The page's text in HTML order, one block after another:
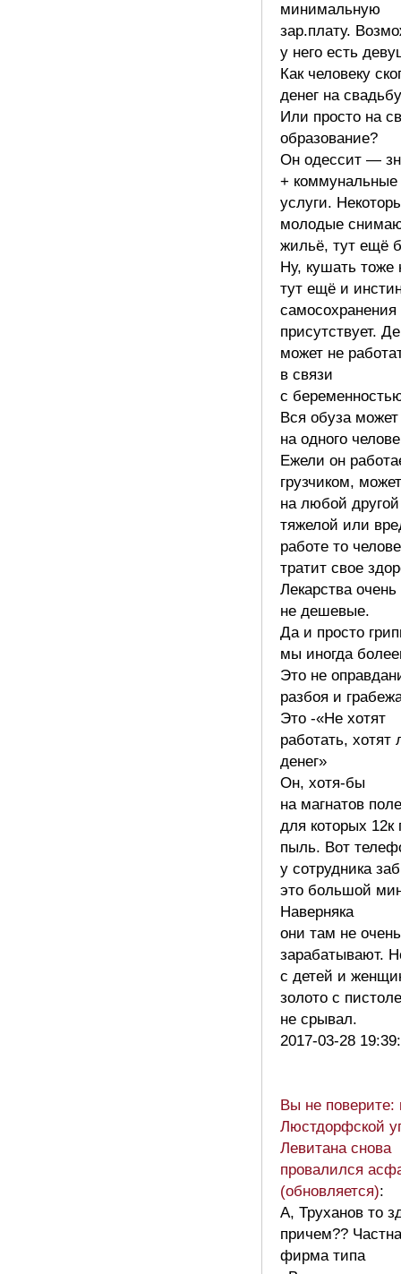
минимальную
зар.плату.
у него есть
Как человеку
денег на
Или просто на
образование?
Он одессит —
+ коммунальные
услуги.
молодые
жильё, тут ещё
Ну, кушать тоже
тут ещё и
самосохранения
присутствует.
может не
в связи
с
Вся обуза
на одного
Ежели он
грузчиком, может
на любой другой
тяжелой или
работе то
тратит свое
Лекарства очень
не дешевые.
Да и просто
мы иногда
Это не
разбоя и
Это -«Не хотят
работать, хотят
денег»
Он, хотя-бы
на магнатов
для которых 12к
пыль. Вот
у сотрудника
это большой
Наверняка
они там не
зарабатывают.
с детей и
золото с
не срывал.
2017-03-28
Вы не поверите:
Люстдорфской
Левитана снова
провалился
(обновляется):
А, Труханов то
причем??
фирма типа